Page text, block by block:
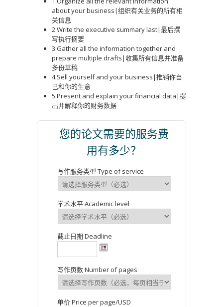
about your business|组织有关业务的所有相
关信息
2.Write the executive summary last|最后撰
写执行摘要
3.Gather all the information together and
prepare multiple drafts|收集所有信息并准备
多份草稿
4.Sell yourself and your business|推销你自
己和你的生意
5.Present and explain your financial data|提
出并解释你的财务数据
您的论文需要的服务费
用有多少？
写作服务类型 Type of service
学术水平 Academic level
截止日期 Deadline
写作页数 Number of pages
单价 Price per page/USD